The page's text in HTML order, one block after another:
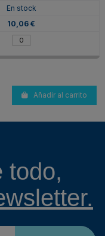
En stock
10,06 €
Añadir al carrito
todo,